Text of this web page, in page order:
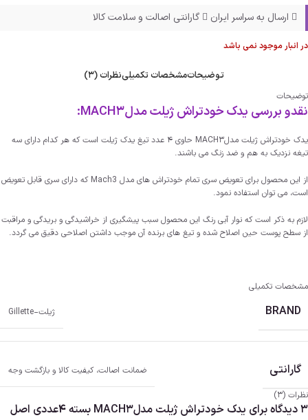
ارسال به سراسر ایران گارانتی اصالت و سلامت کالا
در انبار موجود نمی باشد
توضیحاتمشخصات تکمیلینظرات (3)
توضیحات
نقدو بررسی یدک خودتراش ژیلت مدلMACH3:
یدک خودتراش ژیلت مدلMACH3 حاوی 4 عدد تیغ یدک ژیلت است که هر کدام دارای سه
تیغه نزدیک به هم و ضد زنگ می باشند.
از این محصول برای تعویض سری تمام خودتراش های مدل Mach3 که دارای سری قابل تعویض
است، می توان استفاده نمود.
لازم به ذکر است که نوار آبی رنگ این محصول سبب پیشگیری از خراشیدگی و بریدگی و مراقبت
از سطح پوست حین اصلاح شده و تیغ های برنده آن موجب داشتن اصلاحی دقیق می گردد.
مشخصات تکمیلی
BRAND ژیلت-Gillette
گارانتی ضمانت اصالت، کیفیت کالا و بازگشت وجه
نظرات (3)
3 دیدگاه برای یدک خودتراش ژیلت مدلMACH3 بسته 4عددی اصل